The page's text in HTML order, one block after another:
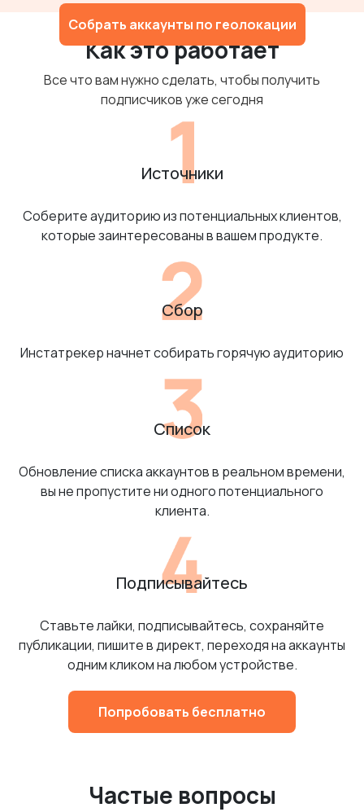
Собрать аккаунты по геолокации
Как это работает
Все что вам нужно сделать, чтобы получить
подписчиков уже сегодня
Источники
Соберите аудиторию из потенциальных клиентов,
которые заинтересованы в вашем продукте.
Сбор
Инстатрекер начнет собирать горячую аудиторию
Список
Обновление списка аккаунтов в реальном времени,
вы не пропустите ни одного потенциального
клиента.
Подписывайтесь
Ставьте лайки, подписывайтесь, сохраняйте
публикации, пишите в директ, переходя на аккаунты
одним кликом на любом устройстве.
Попробовать бесплатно
Частые вопросы